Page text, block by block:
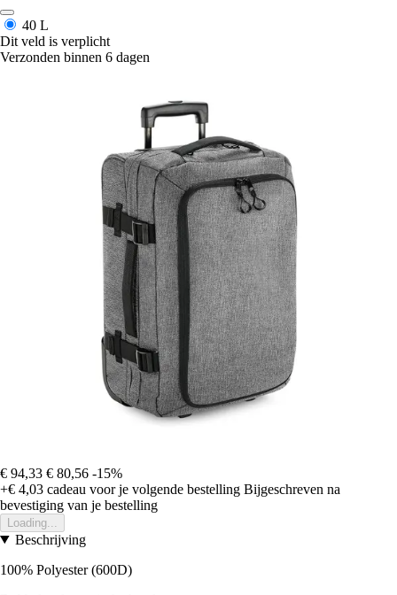
40 L
Dit veld is verplicht
Verzonden binnen 6 dagen
€ 94,33 € 80,56 -15%
+€ 4,03 cadeau voor je volgende bestelling Bijgeschreven na
bevestiging van je bestelling
Loading...
Beschrijving
100% Polyester (600D)